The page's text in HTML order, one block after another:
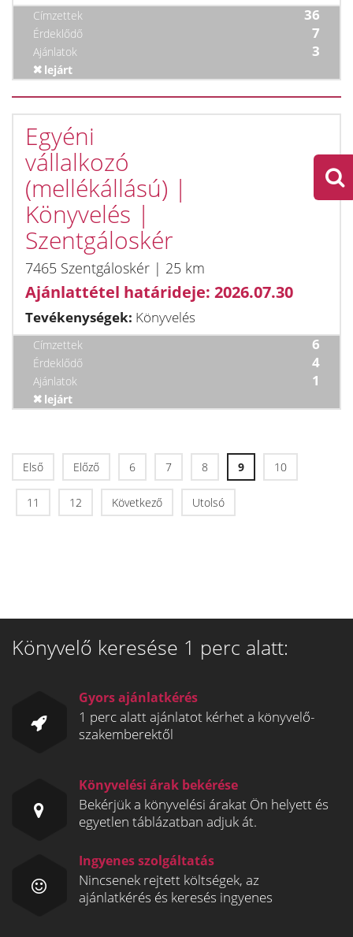
Címzettek 36
Érdeklődő 7
Ajánlatok 3
lejárt
Egyéni
vállalkozó
(mellékállású) |
Könyvelés |
Szentgáloskér
7465 Szentgáloskér | 25 km
Ajánlattétel határideje: 2026.07.30
Tevékenységek: Könyvelés
Címzettek 6
Érdeklődő 4
Ajánlatok 1
lejárt
Első Előző 6 7 8 9 10
11 12 Következő Utolsó
Könyvelő keresése 1 perc alatt:
Gyors ajánlatkérés
1 perc alatt ajánlatot kérhet a könyvelő-
szakemberektől
Könyvelési árak bekérése
Bekérjük a könyvelési árakat Ön helyett és
egyetlen táblázatban adjuk át.
Ingyenes szolgáltatás
Nincsenek rejtett költségek, az
ajánlatkérés és keresés ingyenes